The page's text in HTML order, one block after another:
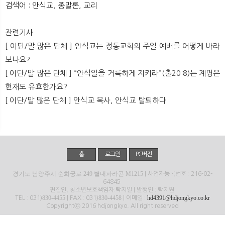
뉴
검색어 : 안식교, 종말론, 교리
관련기사
[ 이단/말 많은 단체 ] 안식교는 정통교회의 주일 예배를 어떻게 바라
보나요?
[ 이단/말 많은 단체 ] “안식일을 거룩하게 지키라”(출20:8)는 계명은
현재도 유효한가요?
[ 이단/말 많은 단체 ] 안식교 목사, 안식교 탈퇴하다
홈 로그인 PC버전
경기도 남양주시 순화궁로 249 별내파라곤 M1215 | 사업자등록번호 : 216-02-
64845
편집인, 청소년보호책임자:탁지일 | 발행인 : 탁지원
TEL : 031)830-4455 | FAX : 031)830-4458 | 이메일 : hd4391@hdjongkyo.co.kr
Copyrightⓒ 2016 hdjongkyo. All right reserved